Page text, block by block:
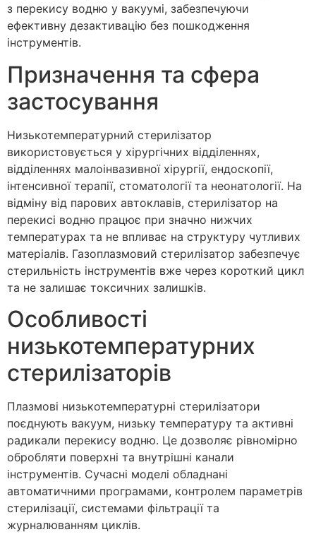
з перекису водню у вакуумі, забезпечуючи
ефективну дезактивацію без пошкодження
інструментів.
Призначення та сфера
застосування
Низькотемпературний стерилізатор
використовується у хірургічних відділеннях,
відділеннях малоінвазивної хірургії, ендоскопії,
інтенсивної терапії, стоматології та неонатології. На
відміну від парових автоклавів, стерилізатор на
перекисі водню працює при значно нижчих
температурах та не впливає на структуру чутливих
матеріалів. Газоплазмовий стерилізатор забезпечує
стерильність інструментів вже через короткий цикл
та не залишає токсичних залишків.
Особливості
низькотемпературних
стерилізаторів
Плазмові низькотемпературні стерилізатори
поєднують вакуум, низьку температуру та активні
радикали перекису водню. Це дозволяє рівномірно
обробляти поверхні та внутрішні канали
інструментів. Сучасні моделі обладнані
автоматичними програмами, контролем параметрів
стерилізації, системами фільтрації та
журналюванням циклів.